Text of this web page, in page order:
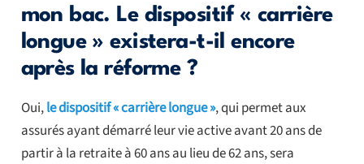
mon bac. Le dispositif « carrière
longue » existera-t-il encore
après la réforme ?
Oui,le dispositif « carrière longue », qui permet aux
assurés ayant démarré leur vie active avant 20 ans de
partir à la retraite à 60 ans au lieu de 62 ans, sera